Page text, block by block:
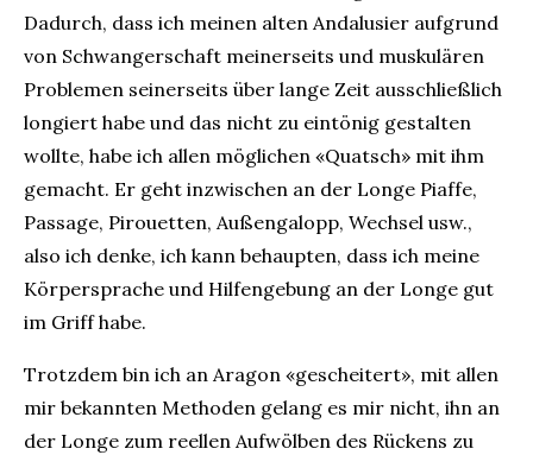
Dadurch, dass ich meinen alten Andalusier aufgrund
von Schwangerschaft meinerseits und muskulären
Problemen seinerseits über lange Zeit ausschließlich
longiert habe und das nicht zu eintönig gestalten
wollte, habe ich allen möglichen «Quatsch» mit ihm
gemacht. Er geht inzwischen an der Longe Piaffe,
Passage, Pirouetten, Außengalopp, Wechsel usw.,
also ich denke, ich kann behaupten, dass ich meine
Körpersprache und Hilfengebung an der Longe gut
im Griff habe.
Trotzdem bin ich an Aragon «gescheitert», mit allen
mir bekannten Methoden gelang es mir nicht, ihn an
der Longe zum reellen Aufwölben des Rückens zu